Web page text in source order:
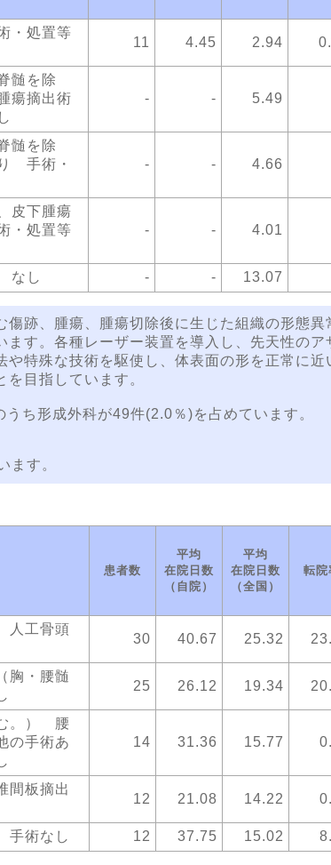
・処置等
11 4.45 2.94
髄を除
瘍摘出術
- - 5.49
髄を除
手術・
- - 4.66
皮下腫瘍
・処置等
- - 4.01
なし - - 13.07
跡、腫瘍、腫瘍切除後に生じた組織の形態異
す。各種レーザー装置を導入し、先天性のア
特殊な技術を駆使し、体表面の形を正常に近
目指しています。
ち形成外科が49件(2.0％)を占めています。
ます。
患者数
平均
在院日数
（自院）
平均
在院日数
（全国）
転院
人工骨頭
30 40.67 25.32
胸・腰髄
25 26.12 19.34
。） 腰
の手術あ
14 31.36 15.77
間板摘出
12 21.08 14.22
手術なし 12 37.75 15.02